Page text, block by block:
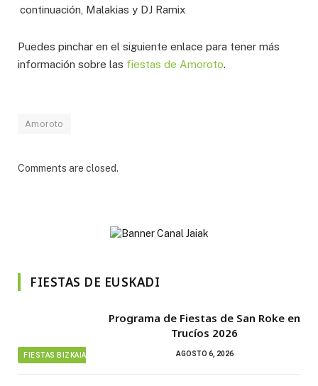
continuación, Malakias y DJ Ramix
Puedes pinchar en el siguiente enlace para tener más
información sobre las fiestas de Amoroto.
Amoroto
Comments are closed.
FIESTAS DE EUSKADI
FIESTAS BIZKAIA
Programa de Fiestas de San Roke en
Trucíos 2026
AGOSTO 6, 2026